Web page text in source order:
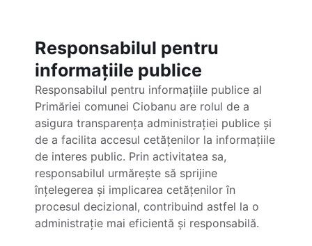
Responsabilul pentru
informațiile publice
Responsabilul pentru informațiile publice al
Primăriei comunei Ciobanu are rolul de a
asigura transparența administrației publice și
de a facilita accesul cetățenilor la informațiile
de interes public. Prin activitatea sa,
responsabilul urmărește să sprijine
înțelegerea și implicarea cetățenilor în
procesul decizional, contribuind astfel la o
administrație mai eficientă și responsabilă.